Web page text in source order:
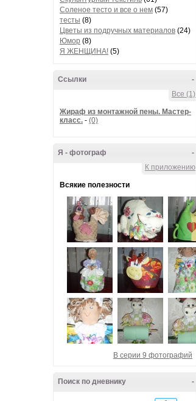
Соленое тесто и все о нем (57)
тесты (8)
Цветы из подручных материалов (24)
Юмор (8)
Я ЖЕНЩИНА! (5)
-
Ссылки
Все (1)
Жираф из монтажной пены. Мастер-
класс. - (0)
-
Я - фотограф
К приложению
Всякие полезности
В серии 9 фотографий
-
Поиск по дневнику